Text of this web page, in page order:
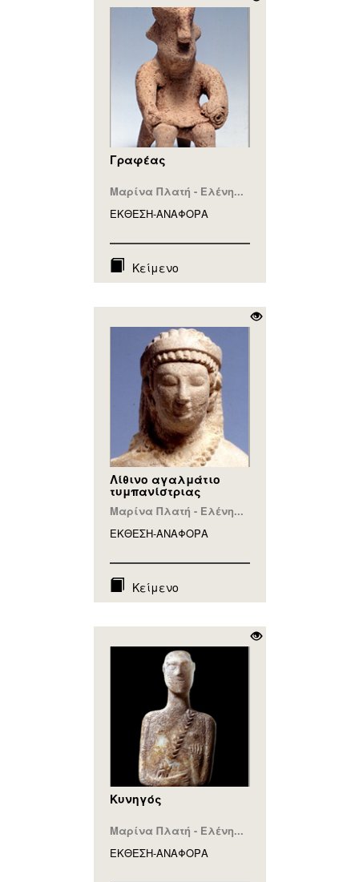
Γραφέας
Μαρίνα Πλατή - Ελένη...
ΕΚΘΕΣΗ-ΑΝΑΦΟΡA
Κείμενο
Λίθινο αγαλμάτιο
τυμπανίστριας
Μαρίνα Πλατή - Ελένη...
ΕΚΘΕΣΗ-ΑΝΑΦΟΡA
Κείμενο
Κυνηγός
Μαρίνα Πλατή - Ελένη...
ΕΚΘΕΣΗ-ΑΝΑΦΟΡA